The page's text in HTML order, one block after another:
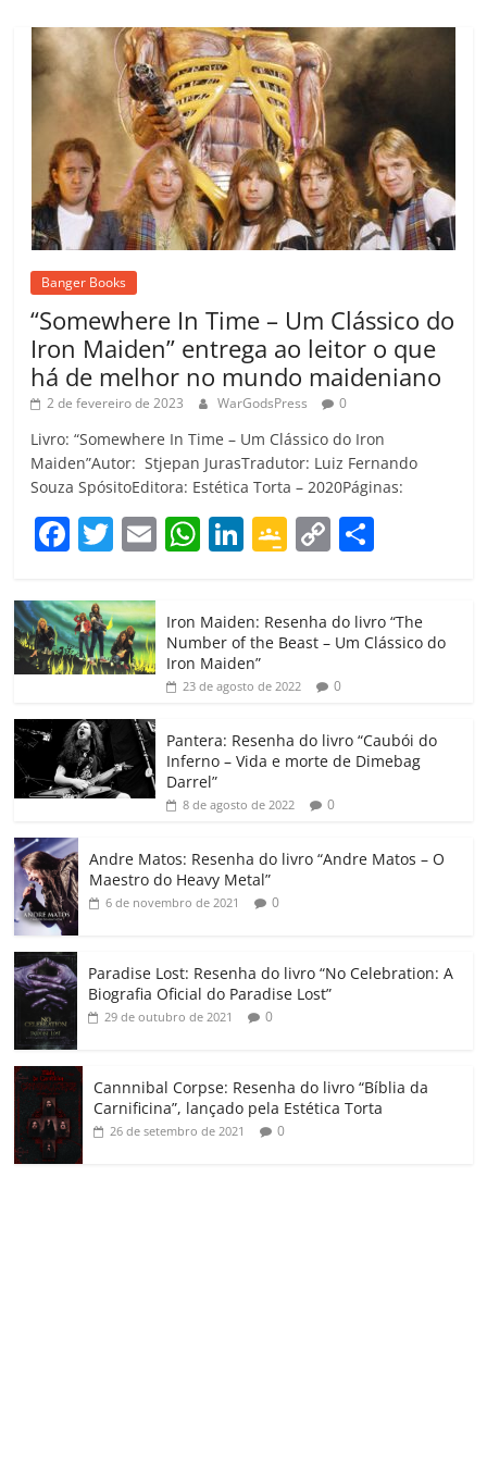
Banger Books
“Somewhere In Time – Um Clássico do
Iron Maiden” entrega ao leitor o que
há de melhor no mundo maideniano
2 de fevereiro de 2023 WarGodsPress 0
Livro: “Somewhere In Time – Um Clássico do Iron
Maiden”Autor: Stjepan JurasTradutor: Luiz Fernando
Souza SpósitoEditora: Estética Torta – 2020Páginas:
F
c
e
b
o
o
k
T
itt
er
E W
at
s
A
p
Li
e
dI
G
gl
e
Cl
a
ss
ro
o
C
p
y
Li
k
m
p
h
ar
Iron Maiden: Resenha do livro “The
Number of the Beast – Um Clássico do
Iron Maiden”
23 de agosto de 2022 0
Pantera: Resenha do livro “Caubói do
Inferno – Vida e morte de Dimebag
Darrel”
8 de agosto de 2022 0
Andre Matos: Resenha do livro “Andre Matos – O
Maestro do Heavy Metal”
6 de novembro de 2021 0
Paradise Lost: Resenha do livro “No Celebration: A
Biografia Oficial do Paradise Lost”
29 de outubro de 2021 0
Cannnibal Corpse: Resenha do livro “Bíblia da
Carnificina”, lançado pela Estética Torta
26 de setembro de 2021 0